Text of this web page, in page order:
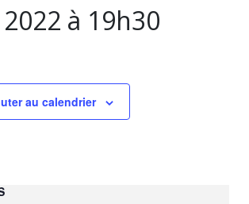
à 19h30
au calendrier